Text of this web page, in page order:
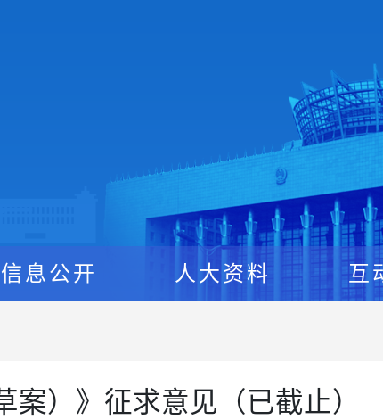
信息公开 人大资料 互
案）》征求意见（已截止）